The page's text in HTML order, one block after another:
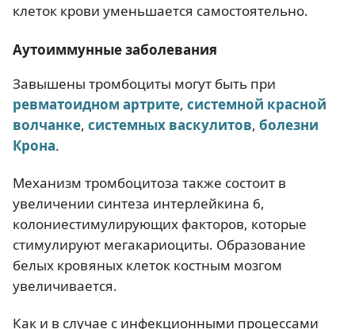
клеток крови уменьшается самостоятельно.
Аутоиммунные заболевания
Завышены тромбоциты могут быть при
ревматоидном артрите, системной красной
волчанке, системных васкулитов, болезни
Крона.
Механизм тромбоцитоза также состоит в
увеличении синтеза интерлейкина 6,
колониестимулирующих факторов, которые
стимулируют мегакариоциты. Образование
белых кровяных клеток костным мозгом
увеличивается.
Как и в случае с инфекционными процессами